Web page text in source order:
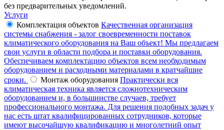
без предварительных уведомлений.
Услуги
Комплектация объектов Качественная организация
системы снабжения - залог своевременности поставок
климатического оборудования на Ваш объект! Мы предлагаем
свои услуги в области подбора и поставки оборудования.
Обеспечиваем комплектацию объектов всем необходимым
оборудованием и расходными материалами в кратчайшие
сроки.
Монтаж оборудования Практически вся
климатическая техника является сложнотехническим
оборудованием и, в большинстве случаев, требует
профессионального монтажа. Для решения подобных задач у
нас есть штат квалифицированных сотрудников, которые
имеют высочайшую квалификацию и многолетний опыт